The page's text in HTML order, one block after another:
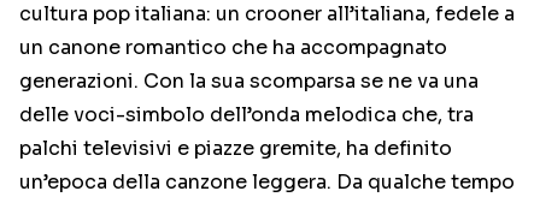
cultura pop italiana: un crooner all’italiana, fedele a
un canone romantico che ha accompagnato
generazioni. Con la sua scomparsa se ne va una
delle voci-simbolo dell’onda melodica che, tra
palchi televisivi e piazze gremite, ha definito
un’epoca della canzone leggera. Da qualche tempo